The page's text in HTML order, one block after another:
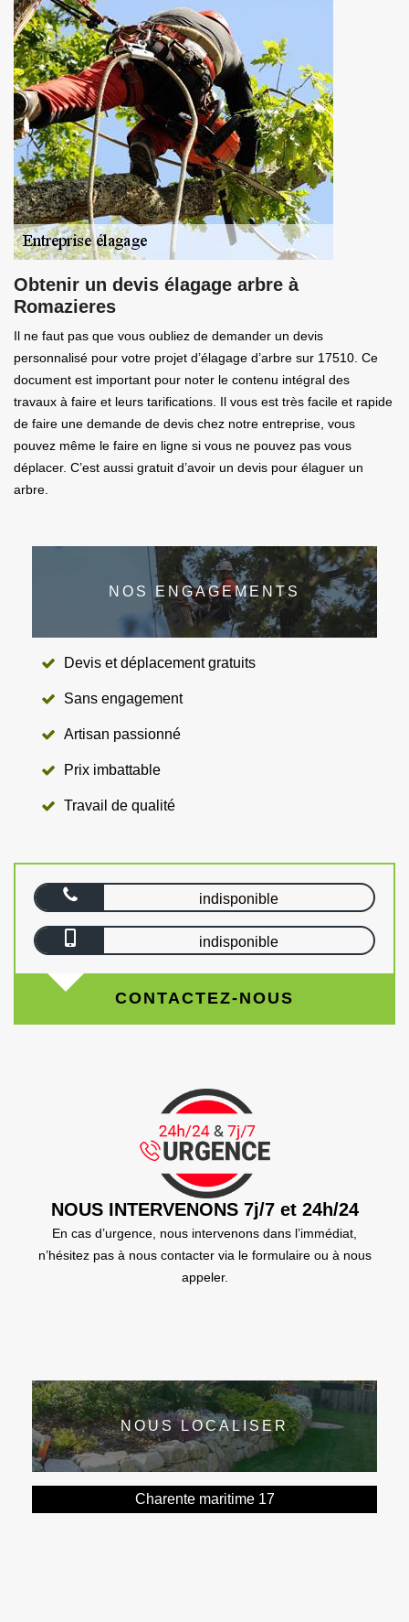
Obtenir un devis élagage arbre à
Romazieres
Il ne faut pas que vous oubliez de demander un devis
personnalisé pour votre projet d’élagage d’arbre sur 17510. Ce
document est important pour noter le contenu intégral des
travaux à faire et leurs tarifications. Il vous est très facile et rapide
de faire une demande de devis chez notre entreprise, vous
pouvez même le faire en ligne si vous ne pouvez pas vous
déplacer. C’est aussi gratuit d’avoir un devis pour élaguer un
arbre.
NOS ENGAGEMENTS
Devis et déplacement gratuits
Sans engagement
Artisan passionné
Prix imbattable
Travail de qualité
indisponible
indisponible
CONTACTEZ-NOUS
NOUS INTERVENONS 7j/7 et 24h/24
En cas d’urgence, nous intervenons dans l’immédiat,
n’hésitez pas à nous contacter via le formulaire ou à nous
appeler.
NOUS LOCALISER
Charente maritime 17